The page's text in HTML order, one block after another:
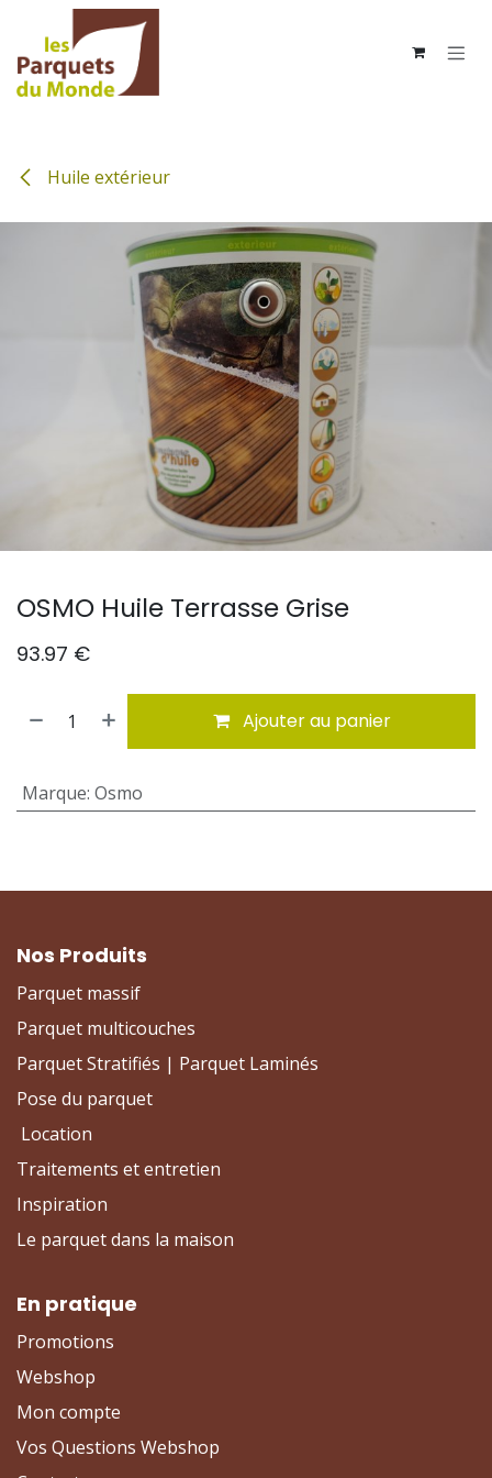
Se rendre au contenu
Huile extérieur
OSMO Huile Terrasse Grise
93.97 €
Ajouter au panier
Marque: Osmo
Nos Produits
Parquet massif
Parquet multicouches
Parquet Stratifiés | Parquet Laminés
Pose du parquet
Location
Traitements et entretien
Inspiration
Le parquet dans la maison
En pratique
Promotions
Webshop
Mon compte
Vos Questions Webshop